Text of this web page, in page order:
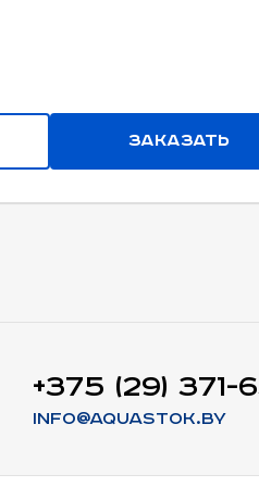
Заказать
+375 (29) 371-
info@aquastok.by